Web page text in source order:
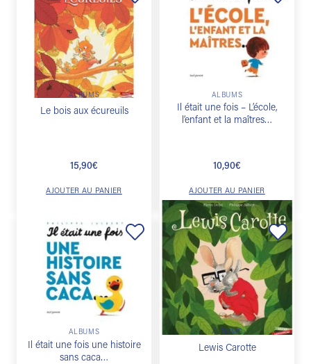
Ajouter
à la
liste de
souhaits
ALBUMS
Le bois aux écureuils
15,90€
AJOUTER AU PANIER
liste de
souhaits
ALBUMS
Il était une fois – L’école,
l’enfant et la maîtres…
10,90€
AJOUTER AU PANIER
souhaits
ALBUMS
Il était une fois une histoire
sans caca…
Ajouter
à la
liste de
souhaits
ALBUMS
Lewis Carotte